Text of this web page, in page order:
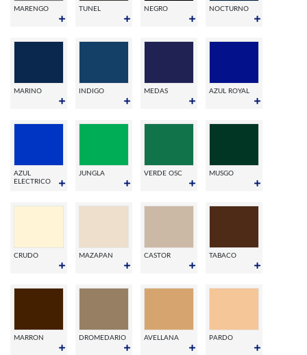
MARENGO TUNEL NEGRO NOCTURNO
MARINO INDIGO MEDAS AZUL ROYAL
AZUL
ELECTRICO
JUNGLA VERDE OSC MUSGO
CRUDO MAZAPAN CASTOR TABACO
MARRON DROMEDARIO AVELLANA PARDO